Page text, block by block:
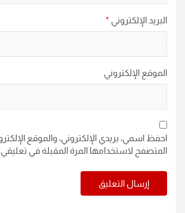
البريد الإلكتروني *
الموقع الإلكتروني
احفظ اسمي، بريدي الإلكتروني، والموقع
المتصفح لاستخدامها المرة المقبلة في تعليقي.